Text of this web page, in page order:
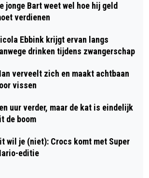
jonge Bart weet wel hoe hij geld
verdienen
Ebbink krijgt ervan langs
drinken tijdens zwangerschap
verveelt zich en maakt achtbaan
vissen
uur verder, maar de kat is eindelijk
de boom
wil je (niet): Crocs komt met Super
editie